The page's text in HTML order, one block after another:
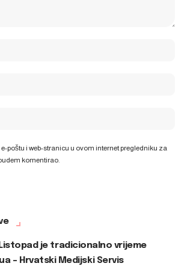
poštu i web-stranicu u ovom internet pregledniku za
komentirao.
Listopad je tradicionalno vrijeme
– Hrvatski Medijski Servis